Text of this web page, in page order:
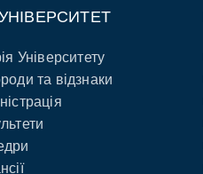
Університету
та відзнаки